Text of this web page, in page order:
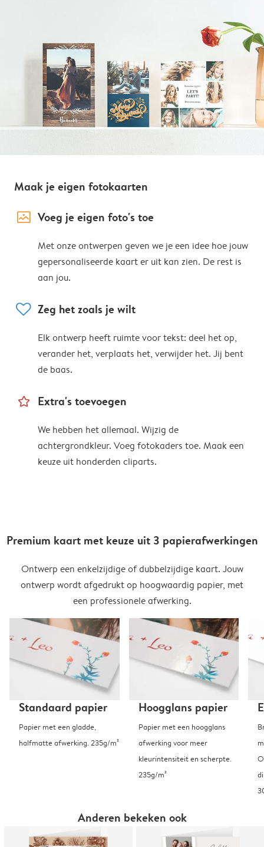
Maak je eigen fotokaarten
image_placeholder Voeg je eigen foto's toe
Met onze ontwerpen geven we je een idee hoe jouw
gepersonaliseerde kaart er uit kan zien. De rest is
aan jou.
heart Zeg het zoals je wilt
Elk ontwerp heeft ruimte voor tekst: deel het op,
verander het, verplaats het, verwijder het. Jij bent
de baas.
star_outline Extra's toevoegen
We hebben het allemaal. Wijzig de
achtergrondkleur. Voeg fotokaders toe. Maak een
keuze uit honderden cliparts.
Premium kaart met keuze uit 3 papierafwerkingen
Ontwerp een enkelzijdige of dubbelzijdige kaart. Jouw
ontwerp wordt afgedrukt op hoogwaardig papier, met
een professionele afwerking.
Standaard papier
Papier met een gladde,
halfmatte afwerking. 235g/m²
Hoogglans papier
Papier met een hoogglans
afwerking voor meer
kleurintensiteit en scherpte.
235g/m²
Anderen bekeken ook